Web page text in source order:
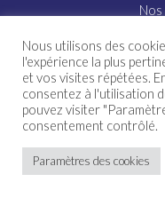
Nous utilisons des
l'expérience la plus
et vos visites répétées.
consentez à l'utilisation
pouvez visiter
consentement contrôlé.
Paramètres des cookies